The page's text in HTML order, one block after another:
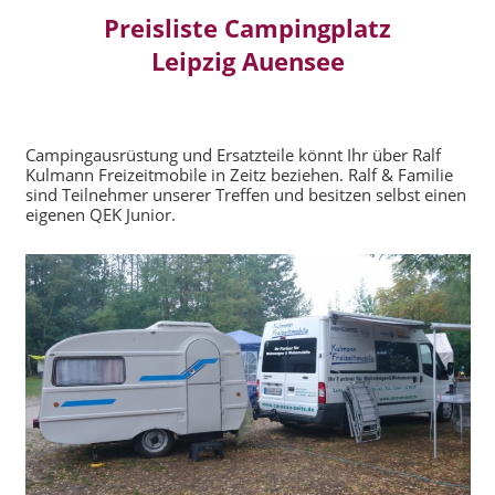
Preisliste Campingplatz
Leipzig Auensee
Campingausrüstung und Ersatzteile könnt Ihr über Ralf
Kulmann Freizeitmobile in Zeitz beziehen. Ralf & Familie
sind Teilnehmer unserer Treffen und besitzen selbst einen
eigenen QEK Junior.